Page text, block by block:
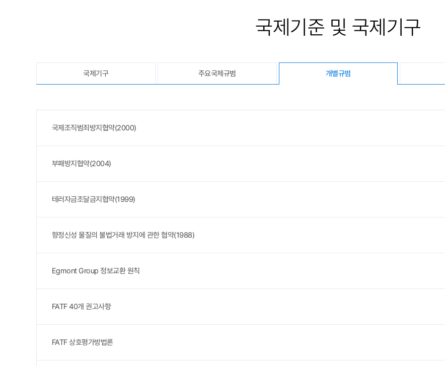
국제기준 및 국제기구
국제기구 주요국제규범 개별규범
국제조직범죄방지협약(2000)
부패방지협약(2004)
테러자금조달금지협약(1999)
향정신성 물질의 불법거래 방지에 관한 협약(1988)
Egmont Group 정보교환 원칙
FATF 40개 권고사항
FATF 상호평가방법론